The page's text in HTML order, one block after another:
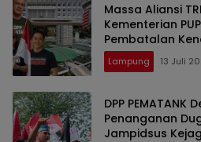
Massa Aliansi
Kementerian
Pembatalan
Lampung 13 Juli
DPP PEMATANK
Penanganan
Jampidsus